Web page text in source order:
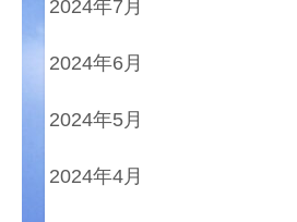
2024年7月
2024年6月
2024年5月
2024年4月